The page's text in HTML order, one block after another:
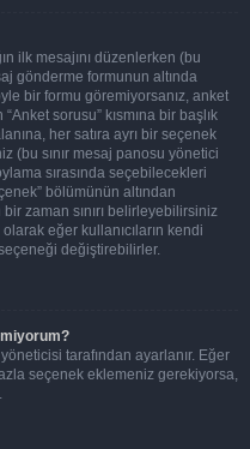
ilk mesajını düzenlerken (bu
gönderme formunun altında
bir formu göremiyorsanız, anket
sorusu” kısmına bir başlık
her satıra ayrı bir seçenek
(bu sınır mesaj panosu yönetici
sırasında seçebilecekleri
bölümünün altından
zaman sınırı belirleyebilirsiniz
eğer kullanıcıların kendi
değiştirebilirler.
tarafından ayarlanır. Eğer
seçenek eklemeniz gerekiyorsa,